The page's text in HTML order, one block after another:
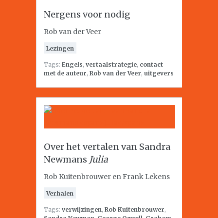
Nergens voor nodig
Rob van der Veer
Lezingen
Tags: Engels, vertaalstrategie, contact
met de auteur, Rob van der Veer, uitgevers
Over het vertalen van Sandra
Newmans Julia
Rob Kuitenbrouwer en Frank Lekens
Verhalen
Tags: verwijzingen, Rob Kuitenbrouwer,